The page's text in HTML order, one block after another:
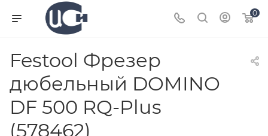
0
Festool Фрезер
дюбельный DOMINO
DF 500 RQ-Plus
(578462)